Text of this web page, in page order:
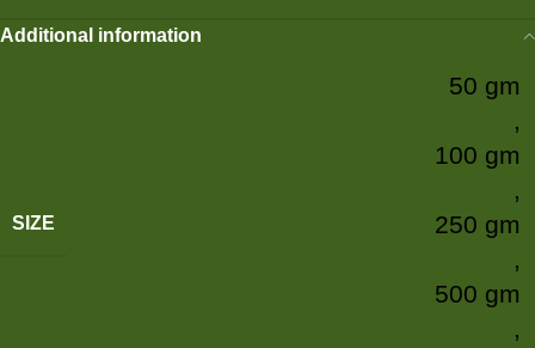
Additional information
SIZE
50 gm
,
100 gm
,
250 gm
,
500 gm
,